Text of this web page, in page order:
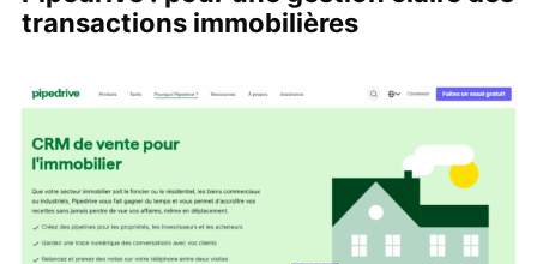
transactions immobilières